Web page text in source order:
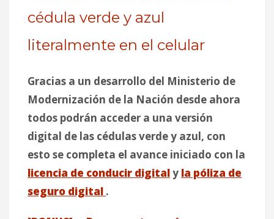
cédula verde y azul
literalmente en el celular
Gracias a un desarrollo del Ministerio de
Modernización de la Nación desde ahora
todos podrán acceder a una versión
digital de las cédulas verde y azul, con
esto se completa el avance iniciado con la
licencia de conducir digitaly la póliza de
seguro digital .